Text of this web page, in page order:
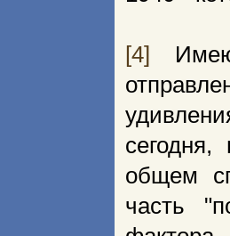
[4]
общем
часть